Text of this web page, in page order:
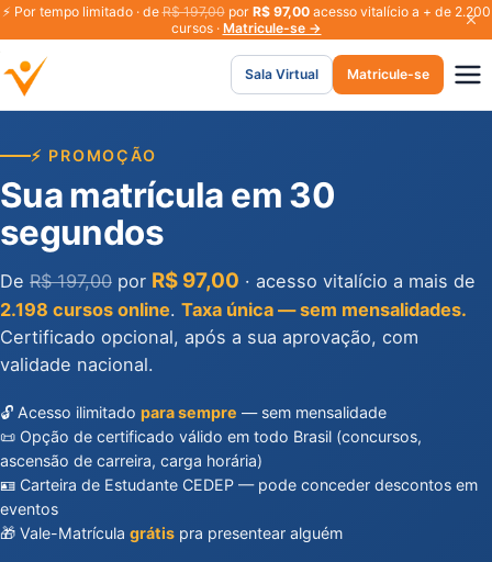
⚡ Por tempo limitado · deR$ 197,00por R$ 97,00acesso vitalício a + de 2.200
cursos · Matricule-se →
Sala Virtual Matricule-se
⚡ PROMOÇÃO
Sua matrícula em 30
segundos
De R$ 197,00 por R$ 97,00 · acesso vitalício a mais de
2.198 cursos online. Taxa única — sem mensalidades.
Certificado opcional, após a sua aprovação, com
validade nacional.
🔓 Acesso ilimitado para sempre — sem mensalidade
📜 Opção de certificado válido em todo Brasil (concursos,
ascensão de carreira, carga horária)
🪪 Carteira de Estudante CEDEP — pode conceder descontos em
eventos
🎁 Vale-Matrícula grátis pra presentear alguém